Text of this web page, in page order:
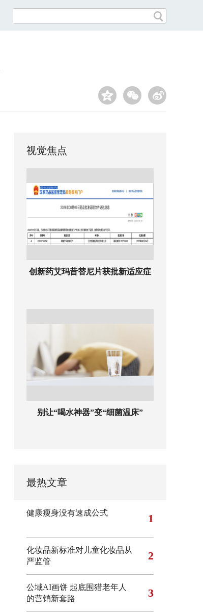
视觉焦点
创新药艾玛昔替尼片获批新适应症
别让“喝水神器”变“细菌温床”
最热文章
健康瘦身没有速成公式 1
化妆品新标准对儿童化妆品从
严监管
2
公域AI画饼 起底围猎老年人
的营销新套路
3